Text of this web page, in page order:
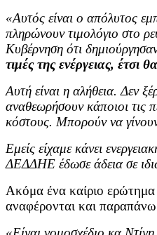
«Αυτός είναι ο απόλυτος
πληρώνουν τιμολόγιο στο
Κυβέρνηση ότι
τιμές της ενέργειας, έτσι
Αυτή είναι η αλήθεια. Δεν
αναθεωρήσουν κάποιοι τις
κόστους. Μπορούν να
Εμείς είχαμε κάνει
ΔΕΔΔΗΕ έδωσε άδεια σε
Ακόμα ένα καίριο ερώτημα
αναφέρονται και